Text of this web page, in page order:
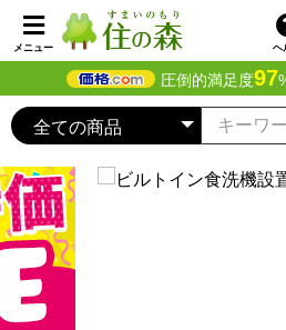
メニュー ヘ
圧倒的満足度97